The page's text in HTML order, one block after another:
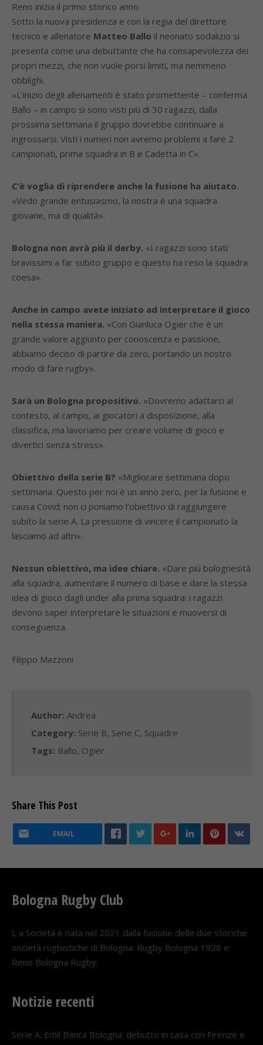
Reno inizia il primo storico anno.
Sotto la nuova presidenza e con la regia del direttore
tecnico e allenatore Matteo Ballo il neonato sodalizio si
presenta come una debuttante che ha consapevolezza dei
propri mezzi, che non vuole porsi limiti, ma nemmeno
obblighi.
«L’inizio degli allenamenti è stato promettente – conferma
Ballo – in campo si sono visti più di 30 ragazzi, dalla
prossima settimana il gruppo dovrebbe continuare a
ingrossarsi. Visti i numeri non avremo problemi a fare 2
campionati, prima squadra in B e Cadetta in C».
C’è voglia di riprendere anche la fusione ha aiutato.
«Vedo grande entusiasmo, la nostra è una squadra
giovane, ma di qualità».
Bologna non avrà più il derby. «I ragazzi sono stati
bravissimi a far subito gruppo e questo ha reso la squadra
coesa».
Anche in campo avete iniziato ad interpretare il gioco
nella stessa maniera. «Con Gianluca Ogier che è un
grande valore aggiunto per conoscenza e passione,
abbiamo deciso di partire da zero, portando un nostro
modo di fare rugby».
Sarà un Bologna propositivo. «Dovremo adattarci al
contesto, al campo, ai giocatori a disposizione, alla
classifica, ma lavoriamo per creare volume di gioco e
divertici senza stress».
Obiettivo della serie B? «Migliorare settimana dopo
settimana. Questo per noi è un anno zero, per la fusione e
causa Covid; non ci poniamo l’obiettivo di raggiungere
subito la serie A. La pressione di vincere il campionato la
lasciamo ad altri».
Nessun obiettivo, ma idee chiare. «Dare più bolognesità
alla squadra, aumentare il numero di base e dare la stessa
idea di gioco dagli under alla prima squadra: i ragazzi
devono saper interpretare le situazioni e muoversi di
conseguenza.
Filippo Mazzoni
Author: Andrea
Category: Serie B, Serie C, Squadre
Tags: Ballo, Ogier
Share This Post
EMAIL
Bologna Rugby Club
L a Società è nata nel 2021 dalla fusione delle due storiche
società rugbistiche di Bologna: Rugby Bologna 1928 e
Reno Bologna Rugby.
Notizie recenti
Serie A. Emil Banca Bologna: debutto in casa con Firenze e